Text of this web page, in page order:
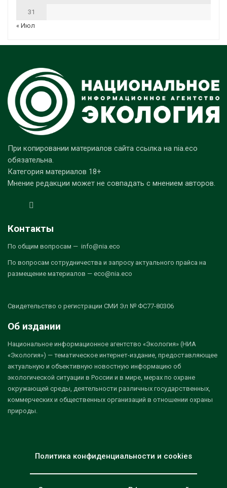
31
« Июл
При копировании материалов сайта ссылка на nia.eco
обязательна.
Категория материалов 18+
Мнение редакции может не совпадать с мнением авторов.
Контакты
По общим вопросам — info@nia.eco
По вопросам сотрудничества и запросу актуального прайса на
размещение материалов — eco@nia.eco
Свидетельство о регистрации СМИ Эл № ФС77-80306
Об издании
Национальное информационное агентство «Экология» (НИА
«Экология») — тематическое интернет-издание, предоставляющее
актуальную и объективную новостную информацию об
экологической ситуации в России и в мире, мерах по охране
окружающей среды, деятельности различных государственных,
коммерческих и общественных организаций в отношении охраны
природы.
Политика конфиденциальности и cookies